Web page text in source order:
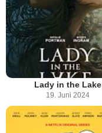
Lady in the Lake
19. Juni 2024